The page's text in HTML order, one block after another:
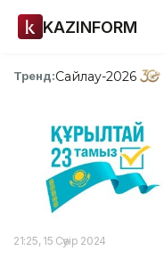
KAZINFORM
Тренд:Сайлау-2026
21:25, 15 Сәуір 2024